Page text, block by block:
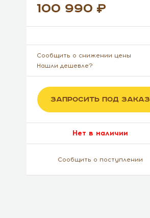
100 990
Сообщить о снижении цены
Нашли дешевле?
ЗАПРОСИТЬ ПОД ЗАКАЗ
Нет в наличии
Сообщить о поступлении